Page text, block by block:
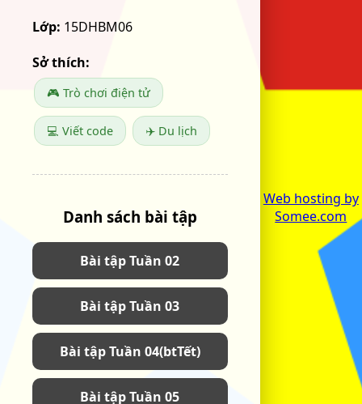
Lớp: 15DHBM06
Sở thích:
🎮 Trò chơi điện tử
💻 Viết code ✈️ Du lịch
Danh sách bài tập
Bài tập Tuần 02
Bài tập Tuần 03
Bài tập Tuần 04(btTết)
Bài tập Tuần 05
Web hosting by
Somee.com